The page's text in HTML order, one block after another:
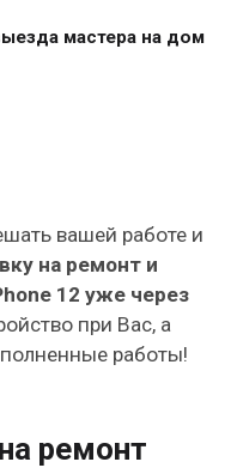
мастера на дом
вашей работе и
на ремонт и
12 уже через
при Вас, а
работы!
ремонт